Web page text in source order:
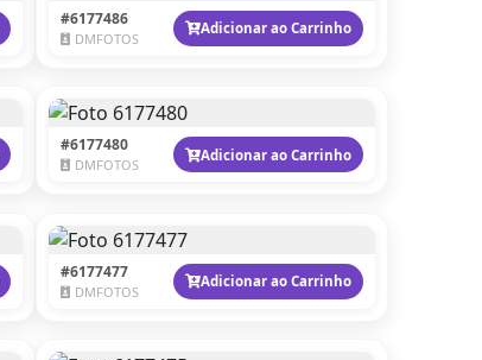
#6177486
DMFOTOS
Adicionar ao Carrinho
#6177480
DMFOTOS
Adicionar ao Carrinho
#6177477
DMFOTOS
Adicionar ao Carrinho